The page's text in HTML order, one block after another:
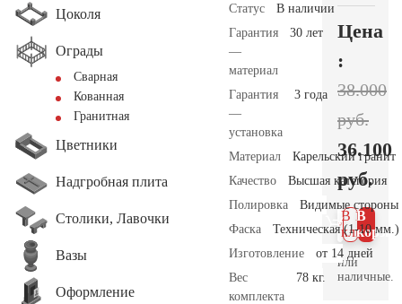
Цоколя
Ограды
Сварная
Кованная
Гранитная
Цветники
Надгробная плита
Столики, Лавочки
Вазы
Оформление
Статус
В наличии
Гарантия
—
материал
30 лет
Гарантия
—
установка
3 года
Материал
Карельский гранит
Качество
Высшая категория
Полировка
Видимые стороны
Фаска
Техническая (1-10 мм.)
Изготовление
от 14 дней
Вес
комплекта
78 кг.
Цена
:
38.000
руб.
36.100
руб.
В
В 1
клик
или
наличные.